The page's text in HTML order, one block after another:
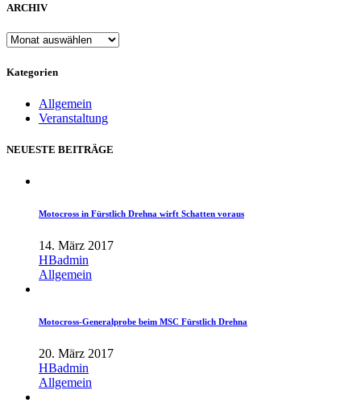
ARCHIV
ARCHIV
Kategorien
Allgemein
Veranstaltung
NEUESTE BEITRÄGE
Motocross in Fürstlich Drehna wirft Schatten voraus
14. März 2017
HBadmin
Allgemein
Motocross-Generalprobe beim MSC Fürstlich Drehna
20. März 2017
HBadmin
Allgemein